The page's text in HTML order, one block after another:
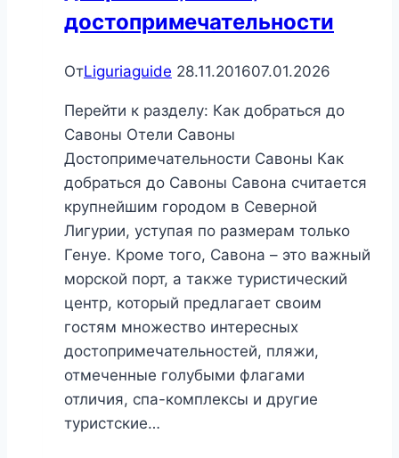
достопримечательности
ОтLiguriaguide 28.11.201607.01.2026
Перейти к разделу: Как добраться до
Савоны Отели Савоны
Достопримечательности Савоны Как
добраться до Савоны Савона считается
крупнейшим городом в Северной
Лигурии, уступая по размерам только
Генуе. Кроме того, Савона – это важный
морской порт, а также туристический
центр, который предлагает своим
гостям множество интересных
достопримечательностей, пляжи,
отмеченные голубыми флагами
отличия, спа-комплексы и другие
туристские…